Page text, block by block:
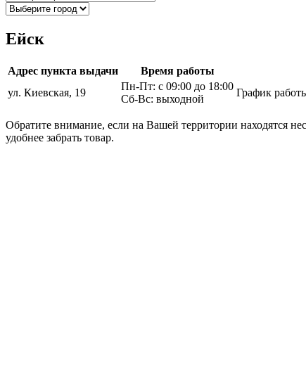
Ейск
Адрес пункта выдачи Время работы
ул. Киевская, 19
Пн-Пт: с 09:00 до 18:00
Сб-Вс: выходной
График
Обратите внимание, если на Вашей территории находятся
удобнее забрать товар.